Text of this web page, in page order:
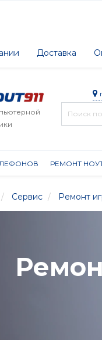
Доставка
РЕМОНТ
Сервис Ремонт